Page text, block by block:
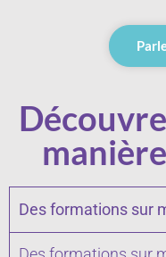
Des formations sur